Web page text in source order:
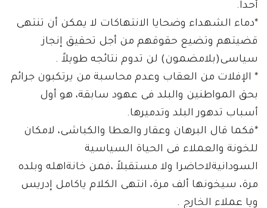
أحدا.
*دماء الشهداء وضحايا الانتهاكات لا يمكن أن تنتهى
قضيتهم وتضيع حقوقهم من أجل تحقيق إنجاز
سياسى(بلامضمون) لن تدوم نتائجه طويلاً .
* الإفلات من العقاب وعدم محاسبة من يرتكبون جرائم
بحق المواطنين والبلد فى عهود سابقة، هو أول
أسباب تدهور البلد وتدميرها.
*فكما قال البرهان وعقار والعطا والكباشى، لامكان
للخونة والعملاء فى الحياة السياسية
السودانيةلاحاضرا ولا مستقبلاً ،فمن خانةاهله وبلده
مرة، سيخونها ألف مرة، انتهى الكلام ياكامل إدريس
ويا عملاء الخارج .